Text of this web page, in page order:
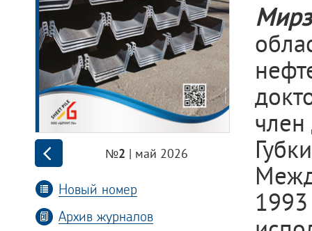
№2 | май 2026
Новый номер
Архив журналов
член